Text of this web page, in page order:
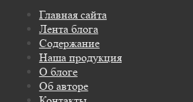
Главная сайта
Лента блога
Содержание
Наша продукция
О блоге
Об авторе